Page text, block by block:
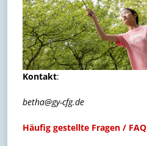
Kontakt:
betha@gy-cfg.de
Häufig gestellte Fragen / FAQ